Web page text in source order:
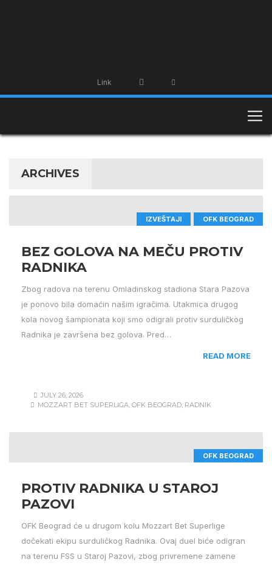
Link
ARCHIVES
IZVEŠTAJI OFK BEOGRAD
BEZ GOLOVA NA MEČU PROTIV
RADNIKA
Zbog radova na terenu Omladinskog stadiona Stara Pazova
je ponovo bila domaćin našim igračima. Utakmica drugog
kola novog šampionata koji smo odigrali protiv surduličkog
Radnika je završena bez golova. Pred…
READ MORE
JULY 26, 2026
MOZZART BET SUPERLIGA OFK BEOGRAD RADNIK
OFK BEOGRAD
PROTIV RADNIKA U STAROJ
PAZOVI
OFK Beograd će u drugom kolu Mozzart Bet Superlige
dočekati ekipu surduličkog Radnika. Ovaj duel biće odigran
na terenu FSS u Staroj Pazovi, zbog privremene zamene